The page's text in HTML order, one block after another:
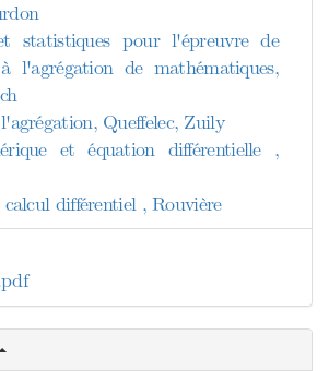
statistiques pour l'épreuvre de
l'agrégation de mathématiques,
Queffelec, Zuily
et équation différentielle ,
différentiel , Rouvière